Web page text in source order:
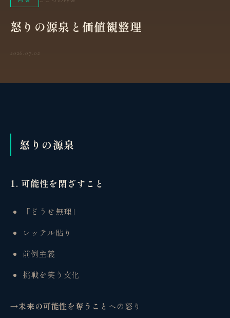
怒りの源泉と価値観整理
2026.07.02
怒りの源泉
1. 可能性を閉ざすこと
「どうせ無理」
レッテル貼り
前例主義
挑戦を笑う文化
→未来の可能性を奪うこと への怒り